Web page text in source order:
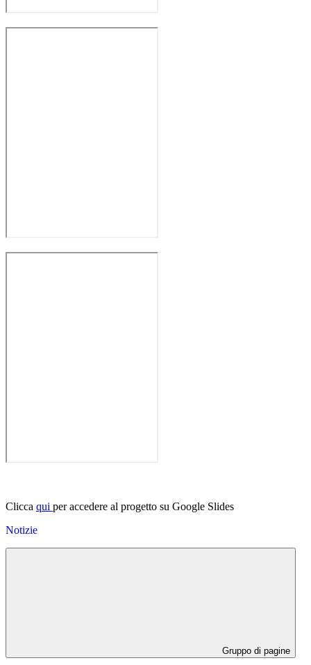
Clicca qui per accedere al progetto su Google Slides
Notizie
Gruppo di pagine